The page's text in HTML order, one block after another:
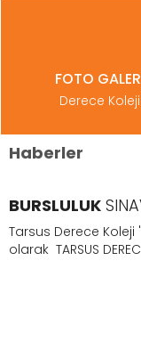
FOTO
Derece Koleji
Haberler
BURSLULUK
Tarsus Derece Koleji
olarak TARSUS